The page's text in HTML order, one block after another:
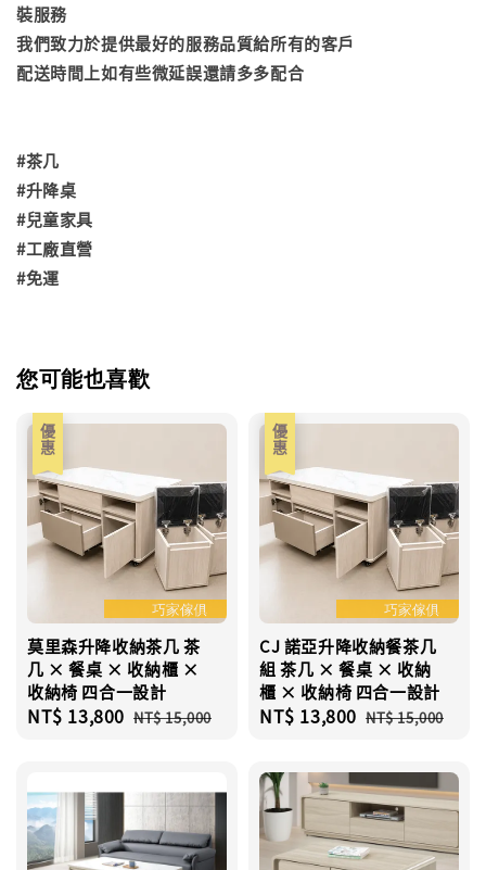
裝服務
我們致力於提供最好的服務品質給所有的客戶
配送時間上如有些微延誤還請多多配合
#茶几
#升降桌
#兒童家具
#工廠直營
#免運
您可能也喜歡
優惠
莫里森升降收納茶几 茶
几 × 餐桌 × 收納櫃 ×
收納椅 四合一設計
Sale
NT$ 13,800 Regular
NT$ 15,000
優惠
CJ 諾亞升降收納餐茶几
組 茶几 × 餐桌 × 收納
櫃 × 收納椅 四合一設計
Sale
NT$ 13,800 Regular
NT$ 15,000